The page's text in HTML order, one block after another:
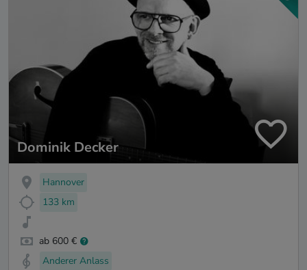
Dominik Decker
Hannover
133 km
ab 600 €
Anderer Anlass